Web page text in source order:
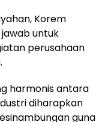
Korem
untuk
perusahaan
harmonis antara
diharapkan
guna